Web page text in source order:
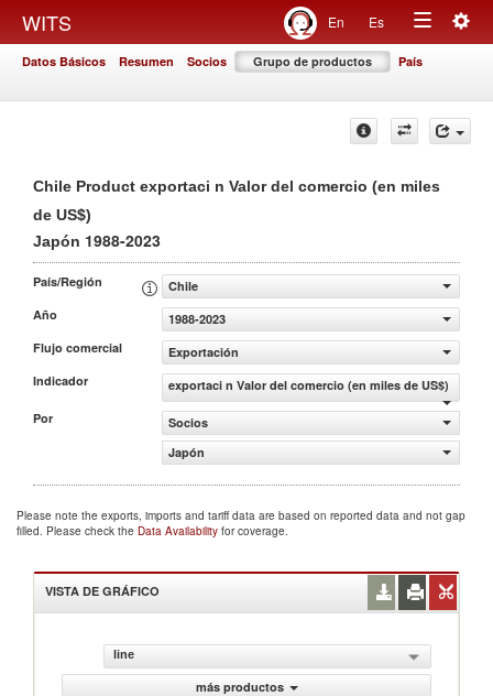
WITS En Es
Toggle
Datos Básicos Resumen Socios Grupo de productos País
Chile Product exportaci n Valor del comercio (en miles
de US$)
Japón 1988-2023
País/Región
Chile
Año
1988-2023
Flujo comercial
Exportación
Indicador
exportaci n Valor del comercio (en miles de US$)
Por
Socios
Japón
Please note the exports, imports and tariff data are based on reported data and not gap
filled. Please check the Data Availability for coverage.
VISTA DE GRÁFICO
line
más productos